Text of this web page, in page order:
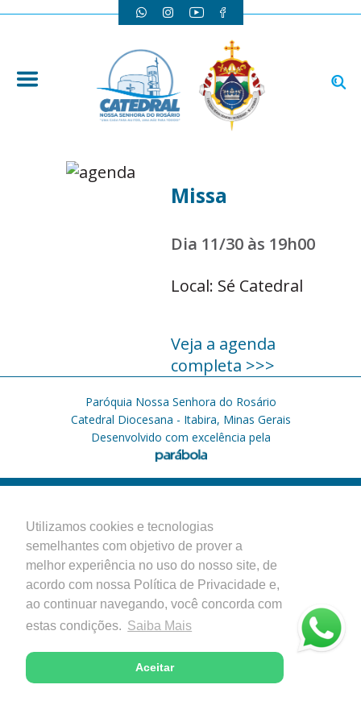
Utilizamos cookies e tecnologias
semelhantes com objetivo de prover a
melhor experiência no uso do nosso site, de
acordo com nossa Política de Privacidade e,
ao continuar navegando, você concorda com
estas condições. Saiba Mais
Aceitar
Missa
Dia 11/30 às 19h00
Local: Sé Catedral
Veja a agenda
completa >>>
Paróquia Nossa Senhora do Rosário
Catedral Diocesana - Itabira, Minas Gerais
Desenvolvido com excelência pela